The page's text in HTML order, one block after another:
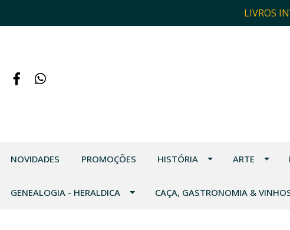
LIVROS
NOVIDADES PROMOÇÕES HISTÓRIA ARTE
GENEALOGIA - HERALDICA CAÇA, GASTRONOMIA &